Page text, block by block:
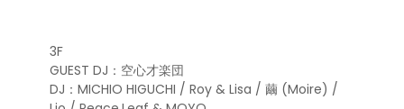
3F
GUEST DJ：空心才楽団
DJ：MICHIO HIGUCHI / Roy & Lisa / 繭 (Moire) /